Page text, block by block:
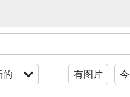
的 有图片